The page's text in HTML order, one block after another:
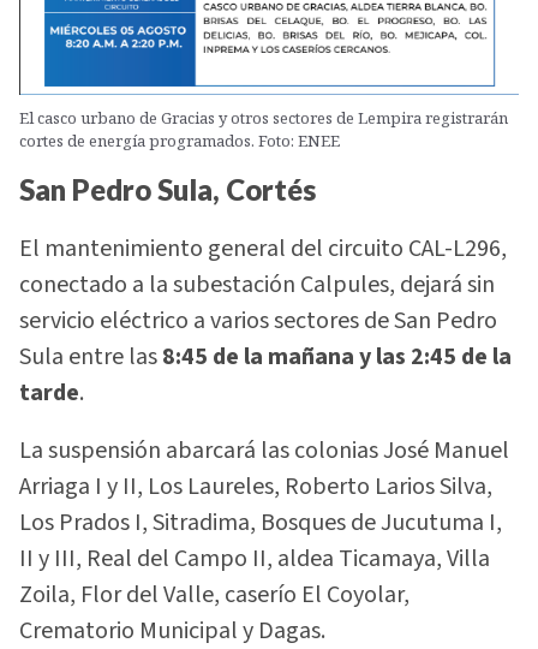
El casco urbano de Gracias y otros sectores de Lempira registrarán
cortes de energía programados. Foto: ENEE
San Pedro Sula, Cortés
El mantenimiento general del circuito CAL-L296,
conectado a la subestación Calpules, dejará sin
servicio eléctrico a varios sectores de San Pedro
Sula entre las8:45 de la mañana y las 2:45 de la
tarde.
La suspensión abarcará las colonias José Manuel
Arriaga I y II, Los Laureles, Roberto Larios Silva,
Los Prados I, Sitradima, Bosques de Jucutuma I,
II y III, Real del Campo II, aldea Ticamaya, Villa
Zoila, Flor del Valle, caserío El Coyolar,
Crematorio Municipal y Dagas.